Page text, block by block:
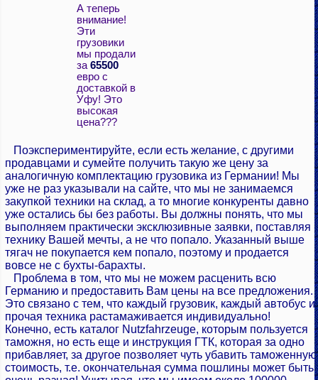
А теперь
внимание!
Эти
грузовики
мы продали
за65500
евро с
доставкой в
Уфу! Это
высокая
цена???
Поэкспериментируйте, если есть желание, с другими
продавцами и сумейте получить такую же цену за
аналогичную комплектацию грузовика из Германии! Мы
уже не раз указывали на сайте, что мы не занимаемся
закупкой техники на склад, а то многие конкуренты давно
уже остались бы без работы. Вы должны понять, что мы
выполняем практически эксклюзивные заявки, поставляя
технику Вашей мечты, а не что попало. Указанный выше
тягач не покупается кем попало, поэтому и продается
вовсе не с бухты-барахты.
Проблема в том, что мы не можем расценить всю
Германию и предоставить Вам цены на все предложения.
Это связано с тем, что каждый грузовик, каждый автобус и
прочая техника растамаживается индивидуально!
Конечно, есть каталог Nutzfahrzeuge, которым пользуется
таможня, но есть еще и инструкция ГТК, которая за одно
прибавляет, за другое позволяет чуть убавить таможенную
стоимость, т.е. окончательная сумма пошлины может быть